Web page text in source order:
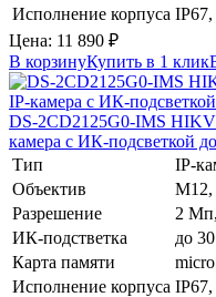
Исполнение корпуса
Цена: 11 890 ₽
В корзинуКупить в 1 клик
DS-2CD2125G0-IMS
камера с ИК-подсветкой
Тип
IP-
Объектив
Разрешение
2
ИК-подстветка
до
Карта памяти
Исполнение корпуса IP67,